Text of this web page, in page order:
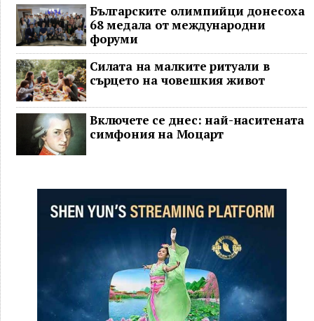
Българските олимпийци донесоха
68 медала от международни
форуми
Силата на малките ритуали в
сърцето на човешкия живот
Включете се днес: най-наситената
симфония на Моцарт